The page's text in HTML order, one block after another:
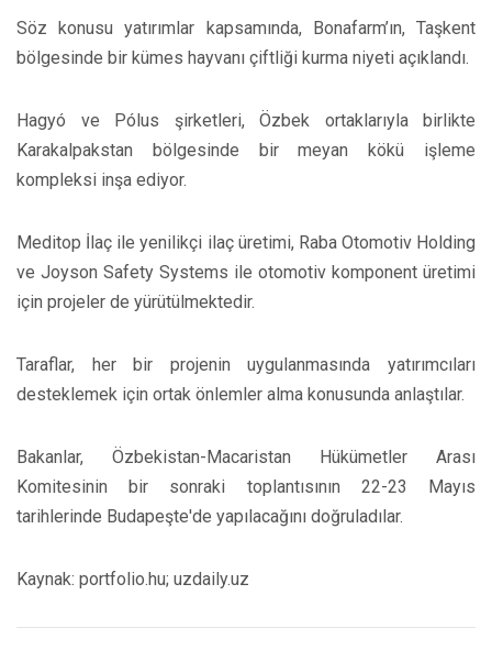
Söz konusu yatırımlar kapsamında, Bonafarm’ın, Taşkent
bölgesinde bir kümes hayvanı çiftliği kurma niyeti açıklandı.
Hagyó ve Pólus şirketleri, Özbek ortaklarıyla birlikte
Karakalpakstan bölgesinde bir meyan kökü işleme
kompleksi inşa ediyor.
Meditop İlaç ile yenilikçi ilaç üretimi, Raba Otomotiv Holding
ve Joyson Safety Systems ile otomotiv komponent üretimi
için projeler de yürütülmektedir.
Taraflar, her bir projenin uygulanmasında yatırımcıları
desteklemek için ortak önlemler alma konusunda anlaştılar.
Bakanlar, Özbekistan-Macaristan Hükümetler Arası
Komitesinin bir sonraki toplantısının 22-23 Mayıs
tarihlerinde Budapeşte'de yapılacağını doğruladılar.
Kaynak: portfolio.hu; uzdaily.uz